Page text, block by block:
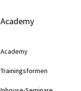
Academy
Academy
Trainingsformen